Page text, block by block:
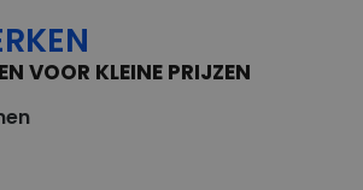
VOOR KLEINE PRIJZEN